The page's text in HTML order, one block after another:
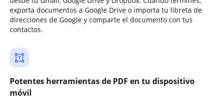
exporta documentos a Google Drive o importa tu libreta de
direcciones de Google y comparte el documento con tus
contactos.
Potentes herramientas de PDF en tu dispositivo
móvil